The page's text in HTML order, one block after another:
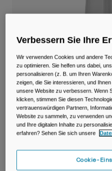
Becher & Travel Mugs
Gürtel & Hüfttaschen
Fahrradtaschen
Trinkblasen
Zubehör
Alle kaufen
Thrive™ Flip Straw
Tritan™ Renew
Verbessern Sie Ihre
Wir verwenden Cookies und andere
zu optimieren. Sie helfen uns dabei,
personalisieren (z. B. um Ihren
zeigen, die Sie interessieren, und
unsere Website zu verbessern. Wenn
klicken, stimmen Sie diesen
vertrauenswürdigen Partnern,
Website zu sammeln, zu verwenden
und Ihre digitalen Inhalte zu
erfahren? Sehen Sie sich unsere
Cookie-